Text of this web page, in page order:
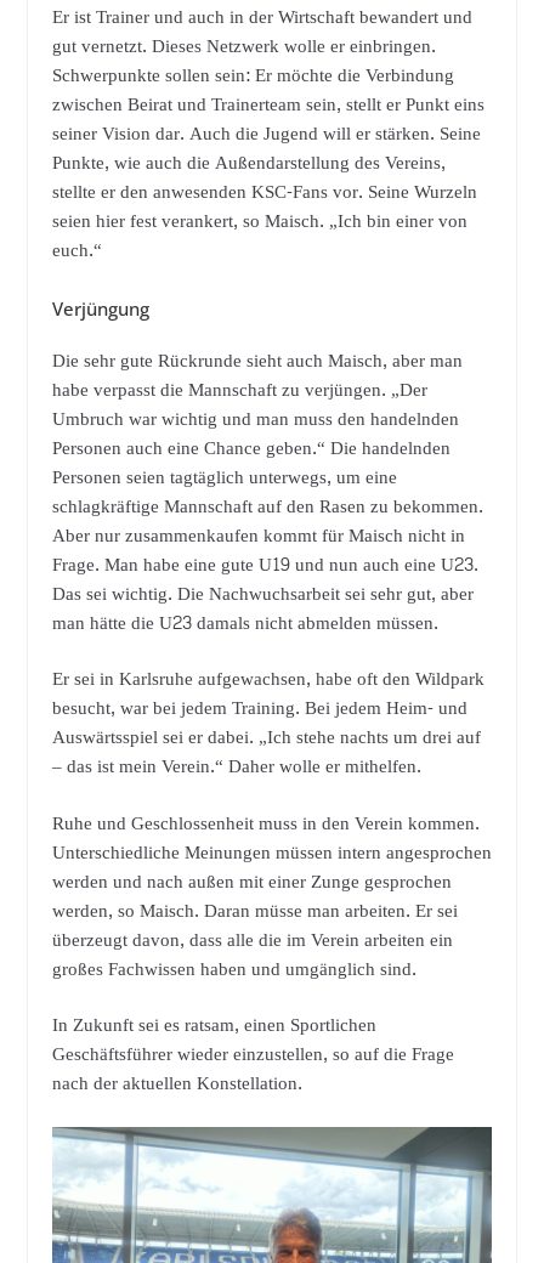
Er ist Trainer und auch in der Wirtschaft bewandert und
gut vernetzt. Dieses Netzwerk wolle er einbringen.
Schwerpunkte sollen sein: Er möchte die Verbindung
zwischen Beirat und Trainerteam sein, stellt er Punkt eins
seiner Vision dar. Auch die Jugend will er stärken. Seine
Punkte, wie auch die Außendarstellung des Vereins,
stellte er den anwesenden KSC-Fans vor. Seine Wurzeln
seien hier fest verankert, so Maisch. „Ich bin einer von
euch.“
Verjüngung
Die sehr gute Rückrunde sieht auch Maisch, aber man
habe verpasst die Mannschaft zu verjüngen. „Der
Umbruch war wichtig und man muss den handelnden
Personen auch eine Chance geben.“ Die handelnden
Personen seien tagtäglich unterwegs, um eine
schlagkräftige Mannschaft auf den Rasen zu bekommen.
Aber nur zusammenkaufen kommt für Maisch nicht in
Frage. Man habe eine gute U19 und nun auch eine U23.
Das sei wichtig. Die Nachwuchsarbeit sei sehr gut, aber
man hätte die U23 damals nicht abmelden müssen.
Er sei in Karlsruhe aufgewachsen, habe oft den Wildpark
besucht, war bei jedem Training. Bei jedem Heim- und
Auswärtsspiel sei er dabei. „Ich stehe nachts um drei auf
– das ist mein Verein.“ Daher wolle er mithelfen.
Ruhe und Geschlossenheit muss in den Verein kommen.
Unterschiedliche Meinungen müssen intern angesprochen
werden und nach außen mit einer Zunge gesprochen
werden, so Maisch. Daran müsse man arbeiten. Er sei
überzeugt davon, dass alle die im Verein arbeiten ein
großes Fachwissen haben und umgänglich sind.
In Zukunft sei es ratsam, einen Sportlichen
Geschäftsführer wieder einzustellen, so auf die Frage
nach der aktuellen Konstellation.